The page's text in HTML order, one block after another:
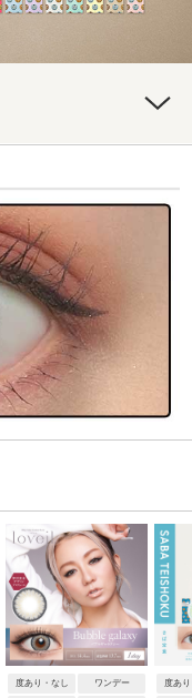
度あり・なし ワンデー 度あ